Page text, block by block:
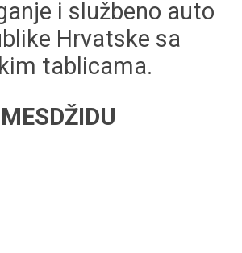
i službeno auto
Hrvatske sa
tablicama.